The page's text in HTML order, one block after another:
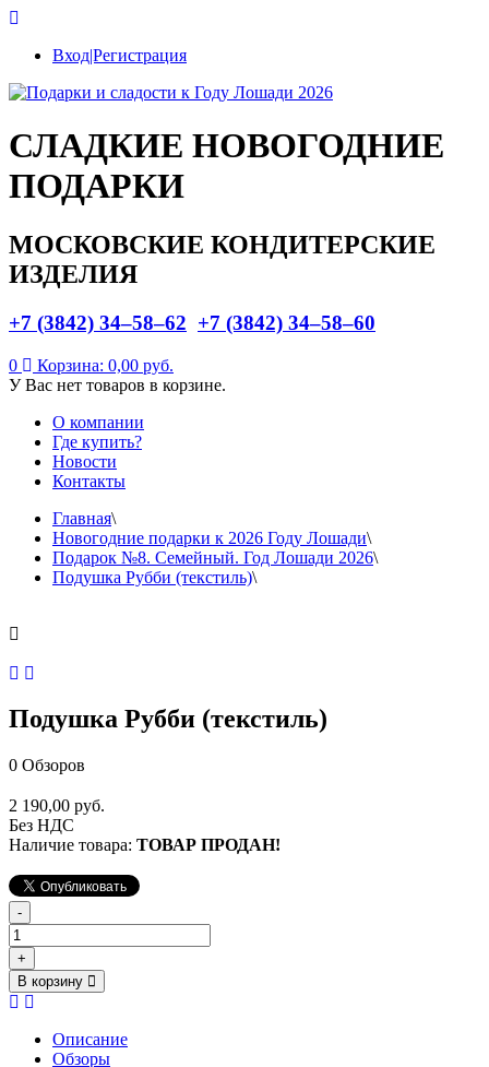
Вход|Регистрация
СЛАДКИЕ НОВОГОДНИЕ
ПОДАРКИ
МОСКОВСКИЕ КОНДИТЕРСКИЕ
ИЗДЕЛИЯ
+7 (3842) 34–58–62 +7 (3842) 34–58–60
0 Корзина: 0,00 руб.
У Вас нет товаров в корзине.
О компании
Где купить?
Новости
Контакты
Главная\
Новогодние подарки к 2026 Году Лошади\
Подарок №8. Семейный. Год Лошади 2026\
Подушка Рубби (текстиль)\
Подушка Рубби (текстиль)
0 Обзоров
2 190,00 руб.
Без НДС
Наличие товара: ТОВАР ПРОДАН!
-
+
В корзину
Описание
Обзоры